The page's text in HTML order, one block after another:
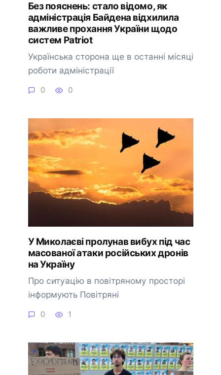
Без пояснень: стало відомо, як
адміністрація Байдена відхилила
важливе прохання України щодо
систем Patriot
Українська сторона ще в останні місяці
роботи адміністрації
0 0
У Миколаєві пролунав вибух під час
масованої атаки російських дронів
на Україну
Про ситуацію в повітряному просторі
інформують Повітряні
0 1